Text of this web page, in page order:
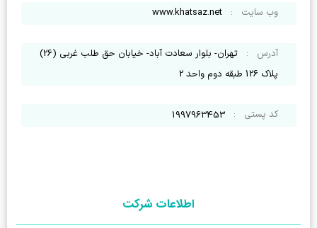
وب سایت :
www.khatsaz.net
آدرس :
تهران- بلوار سعادت آباد- خیابان حق طلب غربی (26)
پلاک 126 طبقه دوم واحد 2
کد پستی :
1997963453
اطلاعات شرکت